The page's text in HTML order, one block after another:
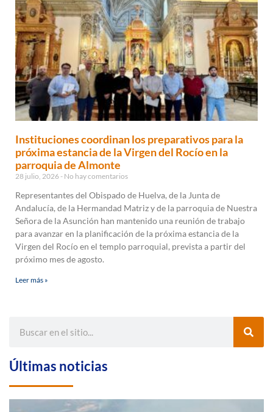
Instituciones coordinan los preparativos para la
próxima estancia de la Virgen del Rocío en la
parroquia de Almonte
28 julio, 2026 No hay comentarios
Representantes del Obispado de Huelva, de la Junta de
Andalucía, de la Hermandad Matriz y de la parroquia de Nuestra
Señora de la Asunción han mantenido una reunión de trabajo
para avanzar en la planificación de la próxima estancia de la
Virgen del Rocío en el templo parroquial, prevista a partir del
próximo mes de agosto.
Leer más »
Últimas noticias